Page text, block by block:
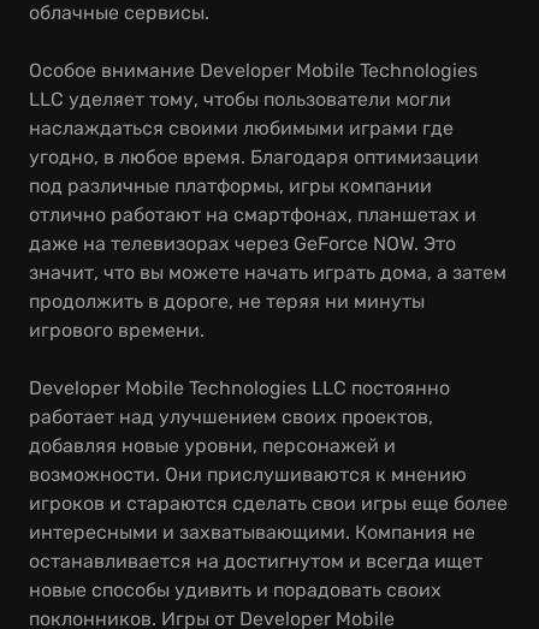
облачные сервисы.
Особое внимание Developer Mobile Technologies
LLC уделяет тому, чтобы пользователи могли
наслаждаться своими любимыми играми где
угодно, в любое время. Благодаря оптимизации
под различные платформы, игры компании
отлично работают на смартфонах, планшетах и
даже на телевизорах через GeForce NOW. Это
значит, что вы можете начать играть дома, а затем
продолжить в дороге, не теряя ни минуты
игрового времени.
Developer Mobile Technologies LLC постоянно
работает над улучшением своих проектов,
добавляя новые уровни, персонажей и
возможности. Они прислушиваются к мнению
игроков и стараются сделать свои игры еще более
интересными и захватывающими. Компания не
останавливается на достигнутом и всегда ищет
новые способы удивить и порадовать своих
поклонников. Игры от Developer Mobile